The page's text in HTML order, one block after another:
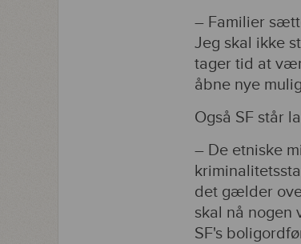
– Familier
Jeg skal ikke
tager tid at
åbne nye
Også SF står
– De etniske
det gælder
skal nå
SF's